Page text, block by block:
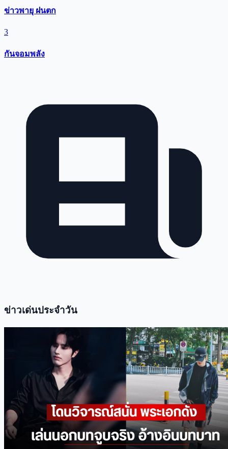
ข่าวพายุ ฝนตก
3
กันจอมพลัง
ข่าวเด่นประจำวัน